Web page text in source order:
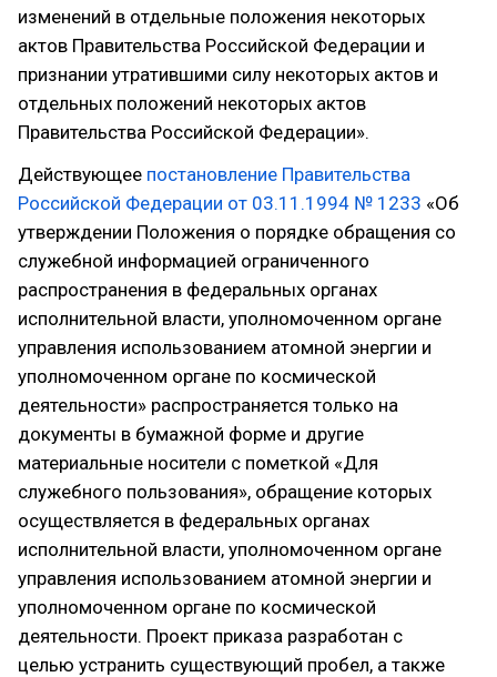
изменений в отдельные положения некоторых
актов Правительства Российской Федерации ‎и
признании утратившими силу некоторых актов и
отдельных положений некоторых актов
Правительства Российской Федерации».
Действующее постановление Правительства
Российской Федерации от 03.11.1994 № 1233 «Об
утверждении Положения о порядке обращения со
служебной информацией ограниченного
распространения в федеральных органах
исполнительной власти, уполномоченном органе
управления использованием атомной энергии и
уполномоченном органе по космической
деятельности» распространяется только на
документы в бумажной форме и другие
материальные носители с пометкой «Для
служебного пользования», обращение которых
осуществляется в федеральных органах
исполнительной власти, уполномоченном органе
управления использованием атомной энергии ‎и
уполномоченном органе по космической
деятельности. Проект приказа разработан с
целью устранить существующий пробел, а также